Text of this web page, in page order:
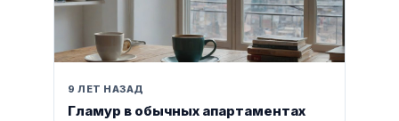
9 ЛЕТ НАЗАД
Гламур в обычных апартаментах